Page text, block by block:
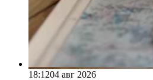
18:1204 авг 2026